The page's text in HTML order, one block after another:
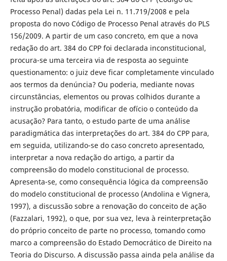
Processo Penal) dadas pela Lei n. 11.719/2008 e pela
proposta do novo Código de Processo Penal através do PLS
156/2009. A partir de um caso concreto, em que a nova
redação do art. 384 do CPP foi declarada inconstitucional,
procura-se uma terceira via de resposta ao seguinte
questionamento: o juiz deve ficar completamente vinculado
aos termos da denúncia? Ou poderia, mediante novas
circunstâncias, elementos ou provas colhidos durante a
instrução probatória, modificar de ofício o conteúdo da
acusação? Para tanto, o estudo parte de uma análise
paradigmática das interpretações do art. 384 do CPP para,
em seguida, utilizando-se do caso concreto apresentado,
interpretar a nova redação do artigo, a partir da
compreensão do modelo constitucional de processo.
Apresenta-se, como consequência lógica da compreensão
do modelo constitucional de processo (Andolina e Vignera,
1997), a discussão sobre a renovação do conceito de ação
(Fazzalari, 1992), o que, por sua vez, leva à reinterpretação
do próprio conceito de parte no processo, tomando como
marco a compreensão do Estado Democrático de Direito na
Teoria do Discurso. A discussão passa ainda pela análise da